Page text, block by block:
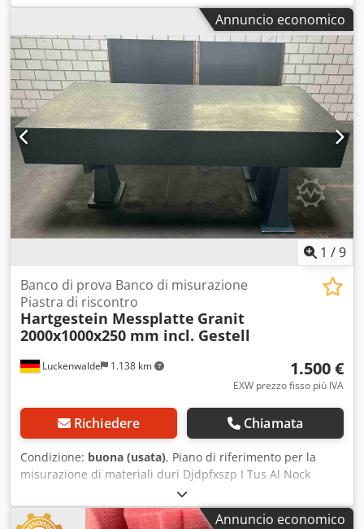
Piano ottico Piastra forata in acciaio inossidabile (11 cm)
Struttura: 80x82x155 cm (A x L x P) Dedpfx Aezrfl Hsl Nock
Annuncio economico
1 /9
Luckenwalde 1.138 km
Banco di prova Banco di misurazione
Piastra di riscontro
Hartgestein Messplatte Granit
2000x1000x250 mm incl. Gestell
1.500 €
EXW prezzo fisso più IVA
Richiedere Chiamata
Condizione: buona (usata), Piano di riferimento per la
misurazione di materiali duri Djdpfxszp I Tus Al Nock
Granito 2000 x 1000 x 250 mm inclusa la struttura di
supporto
Annuncio economico